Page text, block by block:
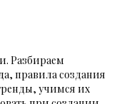
Разбираем
правила создания
учимся их